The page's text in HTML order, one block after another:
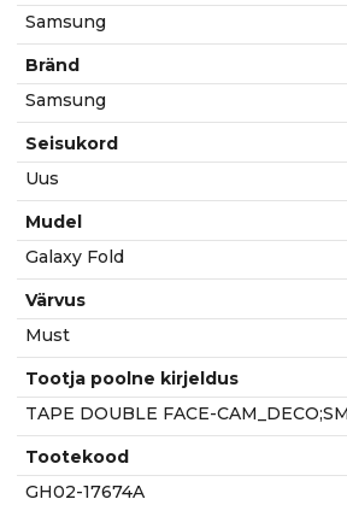
Samsung
Bränd
Samsung
Seisukord
Uus
Mudel
Galaxy Fold
Värvus
Must
Tootja poolne kirjeldus
TAPE DOUBLE FACE-
Tootekood
GH02-17674A